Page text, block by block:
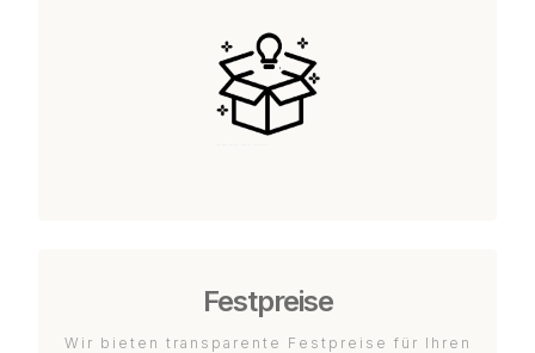
Festpreise
Wir bieten transparente Festpreise für Ihren